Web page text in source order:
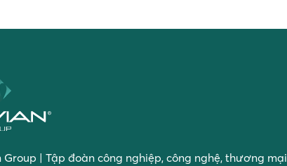
Group | Tập đoàn công nghiệp, công nghệ, thương mại